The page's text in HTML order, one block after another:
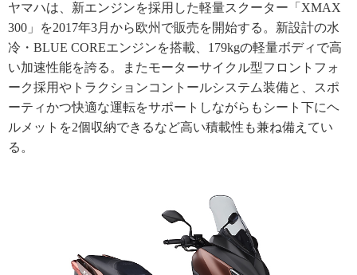
ヤマハは、新エンジンを採用した軽量スクーター「XMAX
300」を2017年3月から欧州で販売を開始する。新設計の水
冷・BLUE COREエンジンを搭載、179kgの軽量ボディで高
い加速性能を誇る。またモーターサイクル型フロントフォ
ーク採用やトラクションコントールシステム装備と、スポ
ーティかつ快適な運転をサポートしながらもシート下にヘ
ルメットを2個収納できるなど高い積載性も兼ね備えてい
る。